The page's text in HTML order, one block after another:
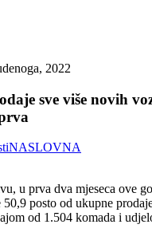
2022
sve više novih
NASLOVNA
u prva dva mjeseca ove
posto od ukupne
od 1.504 komada i